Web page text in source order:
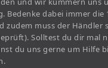
Bedenke dabei immer die
zudem muss der Händler
Solltest du dir mal
du uns gerne um Hilfe